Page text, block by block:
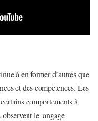
à en former d’autres que
et des compétences. Les
comportements à
observent le langage